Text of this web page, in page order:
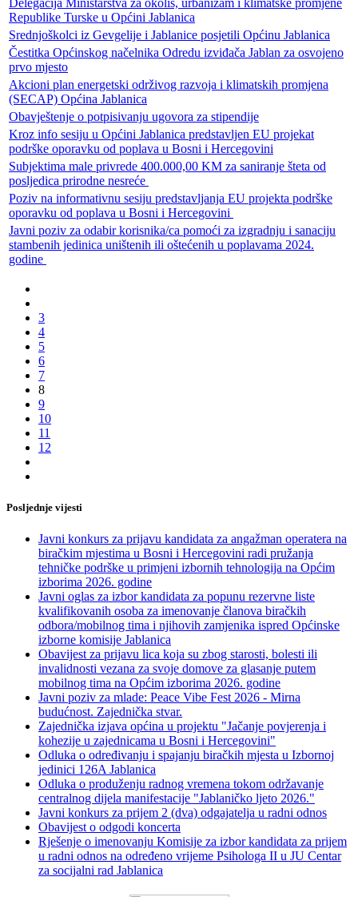
Delegacija Ministarstva za okoliš, urbanizam i klimatske promjene
Republike Turske u Općini Jablanica
Srednjoškolci iz Gevgelije i Jablanice posjetili Općinu Jablanica
Čestitka Općinskog načelnika Odredu izviđača Jablan za osvojeno
prvo mjesto
Akcioni plan energetski održivog razvoja i klimatskih promjena
(SECAP) Općina Jablanica
Obavještenje o potpisivanju ugovora za stipendije
Kroz info sesiju u Općini Jablanica predstavljen EU projekat
podrške oporavku od poplava u Bosni i Hercegovini
Subjektima male privrede 400.000,00 KM za saniranje šteta od
posljedica prirodne nesreće
Poziv na informativnu sesiju predstavljanja EU projekta podrške
oporavku od poplava u Bosni i Hercegovini
Javni poziv za odabir korisnika/ca pomoći za izgradnju i sanaciju
stambenih jedinica uništenih ili oštećenih u poplavama 2024.
godine
3
4
5
6
7
8
9
10
11
12
Posljednje vijesti
Javni konkurs za prijavu kandidata za angažman operatera na
biračkim mjestima u Bosni i Hercegovini radi pružanja
tehničke podrške u primjeni izbornih tehnologija na Općim
izborima 2026. godine
Javni oglas za izbor kandidata za popunu rezervne liste
kvalifikovanih osoba za imenovanje članova biračkih
odbora/mobilnog tima i njihovih zamjenika ispred Općinske
izborne komisije Jablanica
Obavijest za prijavu lica koja su zbog starosti, bolesti ili
invalidnosti vezana za svoje domove za glasanje putem
mobilnog tima na Općim izborima 2026. godine
Javni poziv za mlade: Peace Vibe Fest 2026 - Mirna
budućnost. Zajednička stvar.
Zajednička izjava općina u projektu "Jačanje povjerenja i
kohezije u zajednicama u Bosni i Hercegovini"
Odluka o određivanju i spajanju biračkih mjesta u Izbornoj
jedinici 126A Jablanica
Odluka o produženju radnog vremena tokom održavanje
centralnog dijela manifestacije "Jablaničko ljeto 2026."
Javni konkurs za prijem 2 (dva) odgajatelja u radni odnos
Obavijest o odgodi koncerta
Rješenje o imenovanju Komisije za izbor kandidata za prijem
u radni odnos na određeno vrijeme Psihologa II u JU Centar
za socijalni rad Jablanica